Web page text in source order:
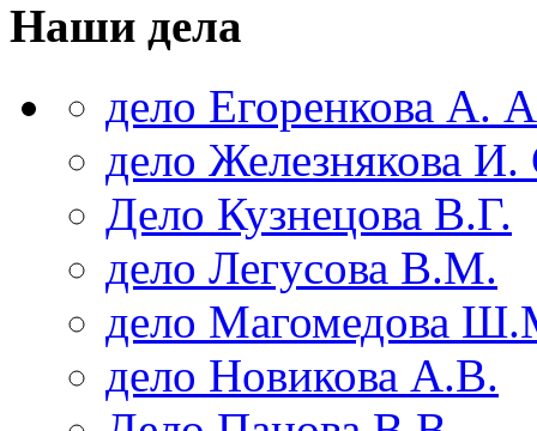
Наши дела
дело Егоренкова А.
дело Железнякова И.
Дело Кузнецова В.Г.
дело Легусова В.М.
дело Магомедова
дело Новикова А.В.